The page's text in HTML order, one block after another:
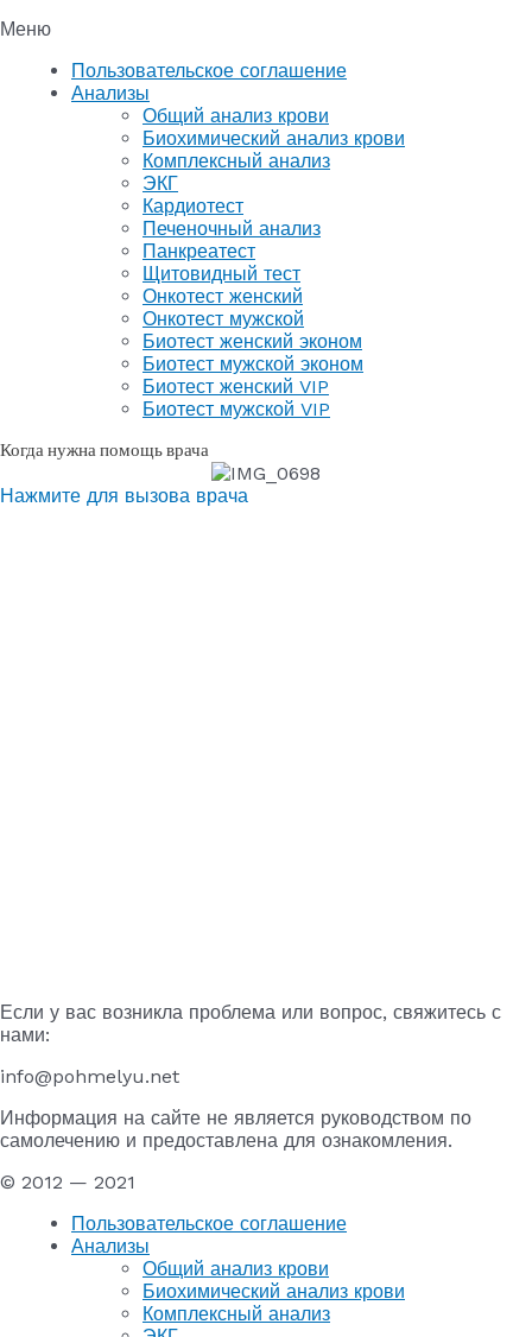
Меню
Пользовательское соглашение
Анализы
Общий анализ крови
Биохимический анализ крови
Комплексный анализ
ЭКГ
Кардиотест
Печеночный анализ
Панкреатест
Щитовидный тест
Онкотест женский
Онкотест мужской
Биотест женский эконом
Биотест мужской эконом
Биотест женский VIP
Биотест мужской VIP
Когда нужна помощь врача
Нажмите для вызова врача
Если у вас возникла проблема или вопрос, свяжитесь с
нами:
info@pohmelyu.net
Информация на сайте не является руководством по
самолечению и предоставлена для ознакомления.
© 2012 — 2021
Пользовательское соглашение
Анализы
Общий анализ крови
Биохимический анализ крови
Комплексный анализ